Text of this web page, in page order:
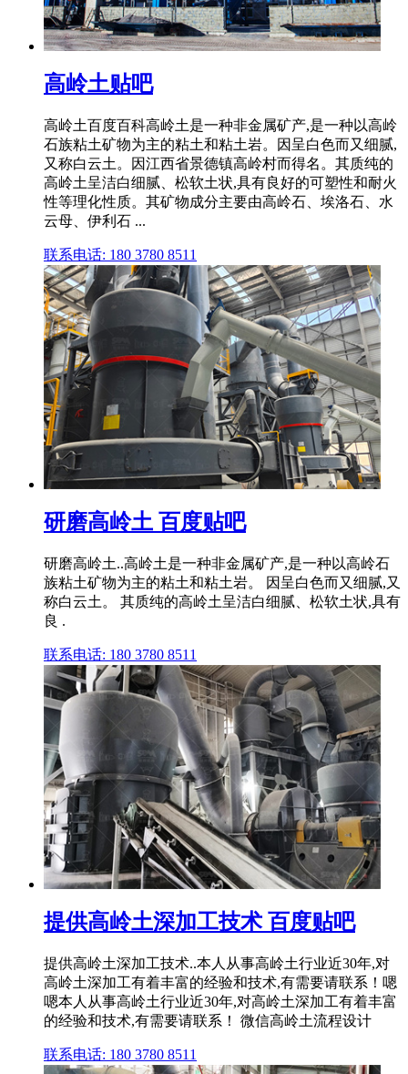
高岭土贴吧
高岭土百度百科高岭土是一种非金属矿产,是一种以高岭
石族粘土矿物为主的粘土和粘土岩。因呈白色而又细腻,
又称白云土。因江西省景德镇高岭村而得名。其质纯的
高岭土呈洁白细腻、松软土状,具有良好的可塑性和耐火
性等理化性质。其矿物成分主要由高岭石、埃洛石、水
云母、伊利石 ...
联系电话: 180 3780 8511
研磨高岭土 百度贴吧
研磨高岭土..高岭土是一种非金属矿产,是一种以高岭石
族粘土矿物为主的粘土和粘土岩。 因呈白色而又细腻,又
称白云土。 其质纯的高岭土呈洁白细腻、松软土状,具有
良 .
联系电话: 180 3780 8511
提供高岭土深加工技术 百度贴吧
提供高岭土深加工技术..本人从事高岭土行业近30年,对
高岭土深加工有着丰富的经验和技术,有需要请联系！嗯
嗯本人从事高岭土行业近30年,对高岭土深加工有着丰富
的经验和技术,有需要请联系！ 微信高岭土流程设计
联系电话: 180 3780 8511